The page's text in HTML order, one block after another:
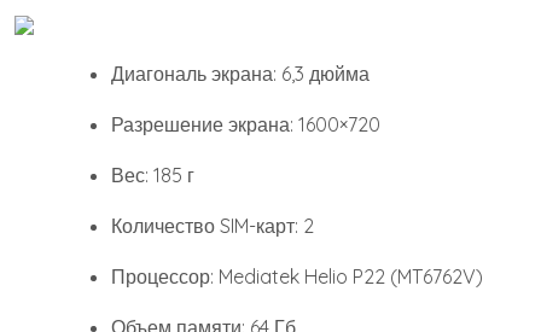
Диагональ экрана: 6,3 дюйма
Разрешение экрана: 1600×720
Вес: 185 г
Количество SIM-карт: 2
Процессор: Mediatek Helio P22 (MT6762V)
Объем памяти: 64 Гб